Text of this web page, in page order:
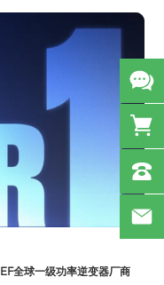
全球一级功率逆变器厂商